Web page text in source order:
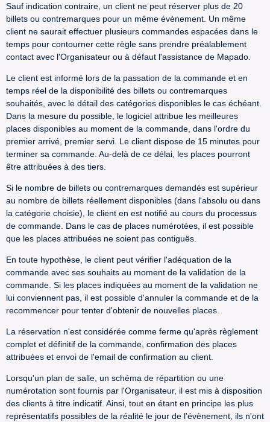
Sauf indication contraire, un client ne peut réserver plus de 20
billets ou contremarques pour un même évènement. Un même
client ne saurait effectuer plusieurs commandes espacées dans le
temps pour contourner cette règle sans prendre préalablement
contact avec l'Organisateur ou à défaut l'assistance de Mapado.
Le client est informé lors de la passation de la commande et en
temps réel de la disponibilité des billets ou contremarques
souhaités, avec le détail des catégories disponibles le cas échéant.
Dans la mesure du possible, le logiciel attribue les meilleures
places disponibles au moment de la commande, dans l'ordre du
premier arrivé, premier servi. Le client dispose de 15 minutes pour
terminer sa commande. Au-delà de ce délai, les places pourront
être attribuées à des tiers.
Si le nombre de billets ou contremarques demandés est supérieur
au nombre de billets réellement disponibles (dans l'absolu ou dans
la catégorie choisie), le client en est notifié au cours du processus
de commande. Dans le cas de places numérotées, il est possible
que les places attribuées ne soient pas contiguës.
En toute hypothèse, le client peut vérifier l'adéquation de la
commande avec ses souhaits au moment de la validation de la
commande. Si les places indiquées au moment de la validation ne
lui conviennent pas, il est possible d'annuler la commande et de la
recommencer pour tenter d'obtenir de nouvelles places.
La réservation n'est considérée comme ferme qu'après règlement
complet et définitif de la commande, confirmation des places
attribuées et envoi de l'email de confirmation au client.
Lorsqu'un plan de salle, un schéma de répartition ou une
numérotation sont fournis par l'Organisateur, il est mis à disposition
des clients à titre indicatif. Ainsi, tout en étant en principe les plus
représentatifs possibles de la réalité le jour de l'évènement, ils n'ont